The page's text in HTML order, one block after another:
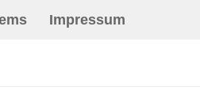
Impressum